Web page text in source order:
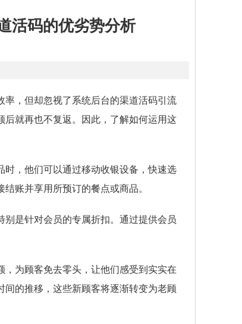
活码的优劣势分析
，但却忽视了系统后台的渠道活码引流
就再也不复返。因此，了解如何运用这
，他们可以通过移动收银设备，快速选
账并享用所预订的餐点或商品。
是针对会员的专属折扣。通过提供会员
为顾客免去零头，让他们感受到实实在
的推移，这些新顾客将逐渐转变为老顾